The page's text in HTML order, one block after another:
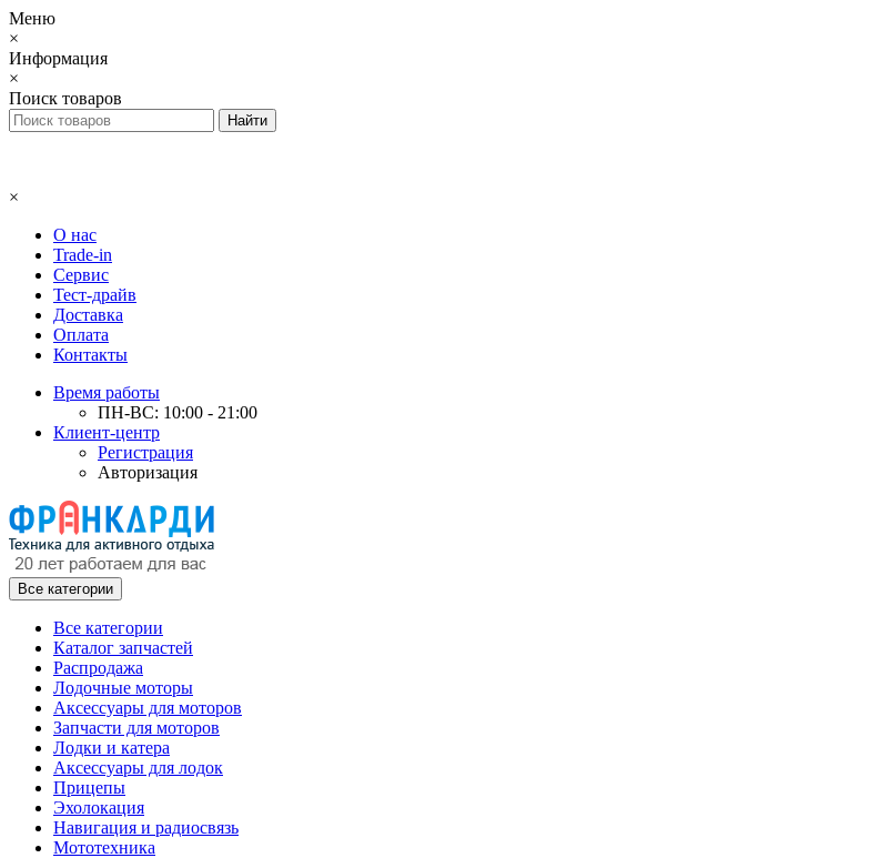
Меню
×
Информация
×
Поиск товаров
×
О нас
Trade-in
Сервис
Тест-драйв
Доставка
Оплата
Контакты
Время работы
ПН-ВС: 10:00 - 21:00
Клиент-центр
Регистрация
Авторизация
Все категории
Все категории
Каталог запчастей
Распродажа
Лодочные моторы
Аксессуары для моторов
Запчасти для моторов
Лодки и катера
Аксессуары для лодок
Прицепы
Эхолокация
Навигация и радиосвязь
Мототехника